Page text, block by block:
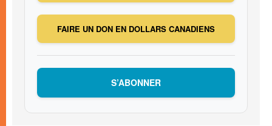
FAIRE UN DON EN DOLLARS CANADIENS
S’ABONNER